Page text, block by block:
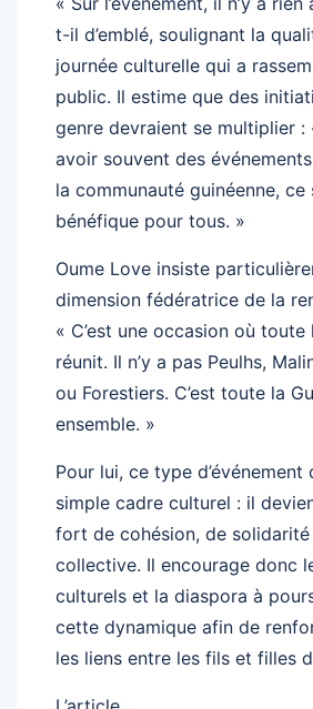
t-il d’emblé, soulignant la
journée culturelle qui a
public. Il estime que des
genre devraient se multiplier :
avoir souvent des
la communauté guinéenne,
bénéfique pour tous. »
Oume Love insiste
dimension fédératrice de la
« C’est une occasion où toute
réunit. Il n’y a pas Peulhs,
ou Forestiers. C’est toute la
ensemble. »
Pour lui, ce type d’événement
simple cadre culturel : il
fort de cohésion, de solidarité
collective. Il encourage donc
culturels et la diaspora à
cette dynamique afin de
les liens entre les fils et filles